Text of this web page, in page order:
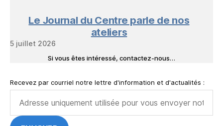
Le Journal du Centre parle de nos
ateliers
5 juillet 2026
Si vous êtes intéressé, contactez-nous…
Recevez par courriel notre lettre d'information et d'actualités :